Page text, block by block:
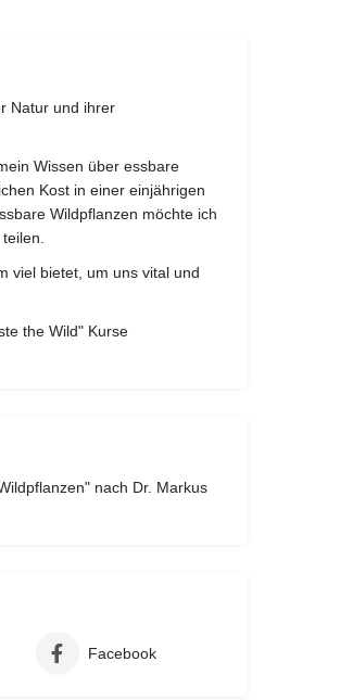
Natur und ihrer
Wissen über essbare
Kost in einer einjährigen
Wildpflanzen möchte ich
viel bietet, um uns vital und
the Wild" Kurse
nach Dr. Markus
Facebook